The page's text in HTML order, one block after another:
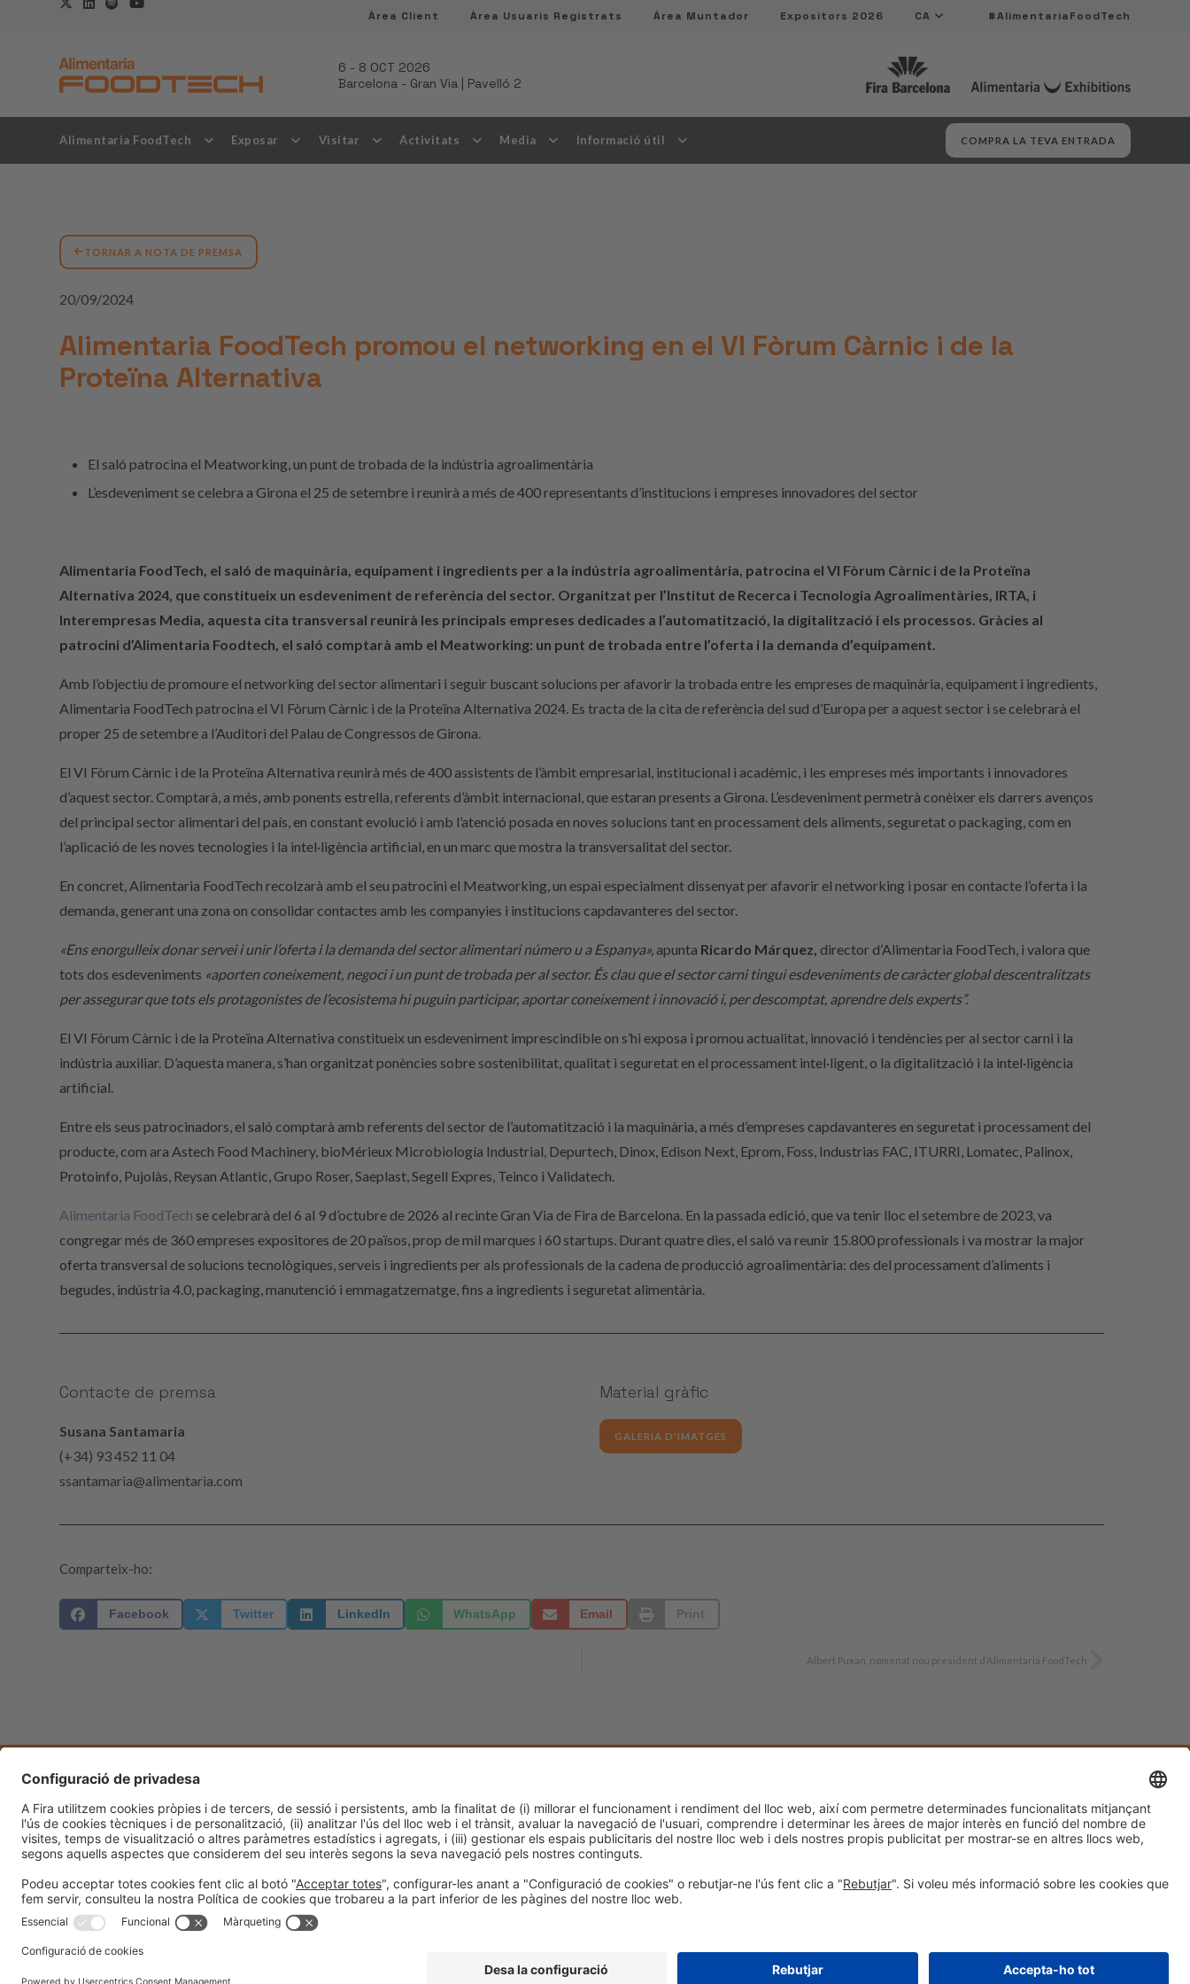
Àrea Client Àrea Usuaris Registrats Àrea Muntador Expositors 2026 CA #AlimentariaFoodTech
6 - 8 OCT 2026
Barcelona- Gran Via | Pavelló 2
Alimentaria FoodTech Exposar Visitar Activitats Media Informació útil COMPRA LA TEVA ENTRADA
TORNAR A NOTA DE PREMSA
20/09/2024
Alimentaria FoodTech promou el networking en el VI Fòrum Càrnic i de la
Proteïna Alternativa
El saló patrocina el Meatworking, un punt de trobada de la indústria agroalimentària
L’esdeveniment se celebra a Girona el 25 de setembre i reunirà a més de 400 representants d’institucions i empreses innovadores del sector
Alimentaria FoodTech, el saló de maquinària, equipament i ingredients per a la indústria agroalimentària, patrocina el VI Fòrum Càrnic i de la Proteïna
Alternativa 2024, que constitueix un esdeveniment de referència del sector. Organitzat per l’Institut de Recerca i Tecnologia Agroalimentàries, IRTA, i
Interempresas Media, aquesta cita transversal reunirà les principals empreses dedicades a l’automatització, la digitalització i els processos. Gràcies al
patrocini d’Alimentaria Foodtech, el saló comptarà amb el Meatworking: un punt de trobada entre l’oferta i la demanda d’equipament.
Amb l’objectiu de promoure el networking del sector alimentari i seguir buscant solucions per afavorir la trobada entre les empreses de maquinària, equipament i ingredients,
Alimentaria FoodTech patrocina el VI Fòrum Càrnic i de la Proteïna Alternativa 2024. Es tracta de la cita de referència del sud d’Europa per a aquest sector i se celebrarà el
proper 25 de setembre a l’Auditori del Palau de Congressos de Girona.
El VI Fòrum Càrnic i de la Proteïna Alternativa reunirà més de 400 assistents de l’àmbit empresarial, institucional i acadèmic, i les empreses més importants i innovadores
d’aquest sector. Comptarà, a més, amb ponents estrella, referents d’àmbit internacional, que estaran presents a Girona. L’esdeveniment permetrà conèixer els darrers avenços
del principal sector alimentari del país, en constant evolució i amb l’atenció posada en noves solucions tant en processament dels aliments, seguretat o packaging, com en
l’aplicació de les noves tecnologies i la intel·ligència artificial, en un marc que mostra la transversalitat del sector.
En concret, Alimentaria FoodTech recolzarà amb el seu patrocini el Meatworking, un espai especialment dissenyat per afavorir el networking i posar en contacte l’oferta i la
demanda, generant una zona on consolidar contactes amb les companyies i institucions capdavanteres del sector.
«Ens enorgulleix donar servei i unir l’oferta i la demanda del sector alimentari número u a Espanya», apunta Ricardo Márquez, director d’Alimentaria FoodTech, i valora que
tots dos esdeveniments «aporten coneixement, negoci i un punt de trobada per al sector. És clau que el sector carni tingui esdeveniments de caràcter global descentralitzats
per assegurar que tots els protagonistes de l’ecosistema hi puguin participar, aportar coneixement i innovació i, per descomptat, aprendre dels experts”.
El VI Fòrum Càrnic i de la Proteïna Alternativa constitueix un esdeveniment imprescindible on s’hi exposa i promou actualitat, innovació i tendències per al sector carni i la
indústria auxiliar. D’aquesta manera, s’han organitzat ponències sobre sostenibilitat, qualitat i seguretat en el processament intel·ligent, o la digitalització i la intel·ligència
artificial.
Entre els seus patrocinadors, el saló comptarà amb referents del sector de l’automatització i la maquinària, a més d’empreses capdavanteres en seguretat i processament del
producte, com ara Astech Food Machinery, bioMérieux Microbiología Industrial, Depurtech, Dinox, Edison Next, Eprom, Foss, Industrias FAC, ITURRI, Lomatec, Palinox,
Protoinfo, Pujolàs, Reysan Atlantic, Grupo Roser, Saeplast, Segell Expres, Teinco i Validatech.
Alimentaria FoodTech se celebrarà del 6 al 9 d’octubre de 2026 al recinte Gran Via de Fira de Barcelona. En la passada edició, que va tenir lloc el setembre de 2023, va
congregar més de 360 empreses expositores de 20 països, prop de mil marques i 60 startups. Durant quatre dies, el saló va reunir 15.800 professionals i va mostrar la major
oferta transversal de solucions tecnològiques, serveis i ingredients per als professionals de la cadena de producció agroalimentària: des del processament d’aliments i
begudes, indústria 4.0, packaging, manutenció i emmagatzematge, fins a ingredients i seguretat alimentària.
Contacte de premsa
Susana Santamaria
(+34) 93 452 11 04
ssantamaria@alimentaria.com
Material gràfic
GALERIA D'IMATGES
Comparteix-ho:
Facebook Twitter LinkedIn WhatsApp Email Print
Albert Puxan, nomenat nou president d’Alimentaria FoodTech
Informació general Política de privacitat Política de cookies
#AlimentariaFoodTech